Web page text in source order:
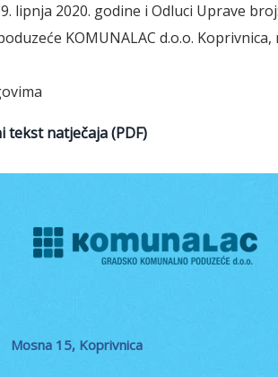
lipnja 2020. godine i Odluci Uprave
KOMUNALAC d.o.o. Koprivnica,
tekst natječaja (PDF)
Mosna 15, Koprivnica